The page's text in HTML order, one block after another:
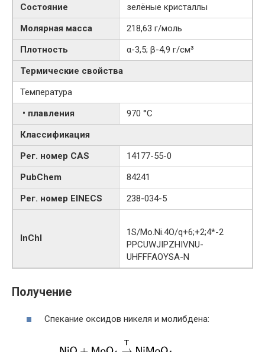
Состояние
зелёные кристаллы
Молярная масса
218,63 г/моль
Плотность
α-3,5; β-4,9 г/см³
Термические свойства
Температура
• плавления
970 °C
Классификация
Рег. номер CAS
14177-55-0
PubChem
84241
Рег. номер EINECS
238-034-5
InChI
1S/Mo.Ni.4O/q+6;+2;4*-2
PPCUWJIPZHIVNU-
UHFFFAOYSA-N
Получение
Спекание оксидов никеля и молибдена: